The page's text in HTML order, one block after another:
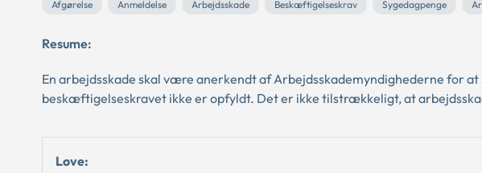
Afgørelse Anmeldelse Arbejdsskade Beskæftigelseskrav Sygedagpenge
Resume:
En arbejdsskade skal være anerkendt af Arbejdsskademyndighederne for
beskæftigelseskravet ikke er opfyldt. Det er ikke tilstrækkeligt, at
Love: